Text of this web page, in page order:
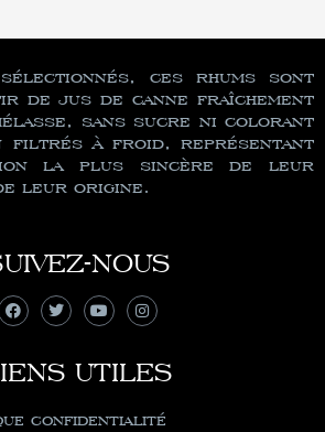
sélectionnés, ces rhums sont
de jus de canne fraîchement
sans sucre ni colorant
filtrés à froid, représentant
la plus sincère de leur
leur origine.
NOUS
UTILES
confidentialité